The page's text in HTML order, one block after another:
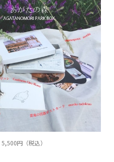
円（税込）